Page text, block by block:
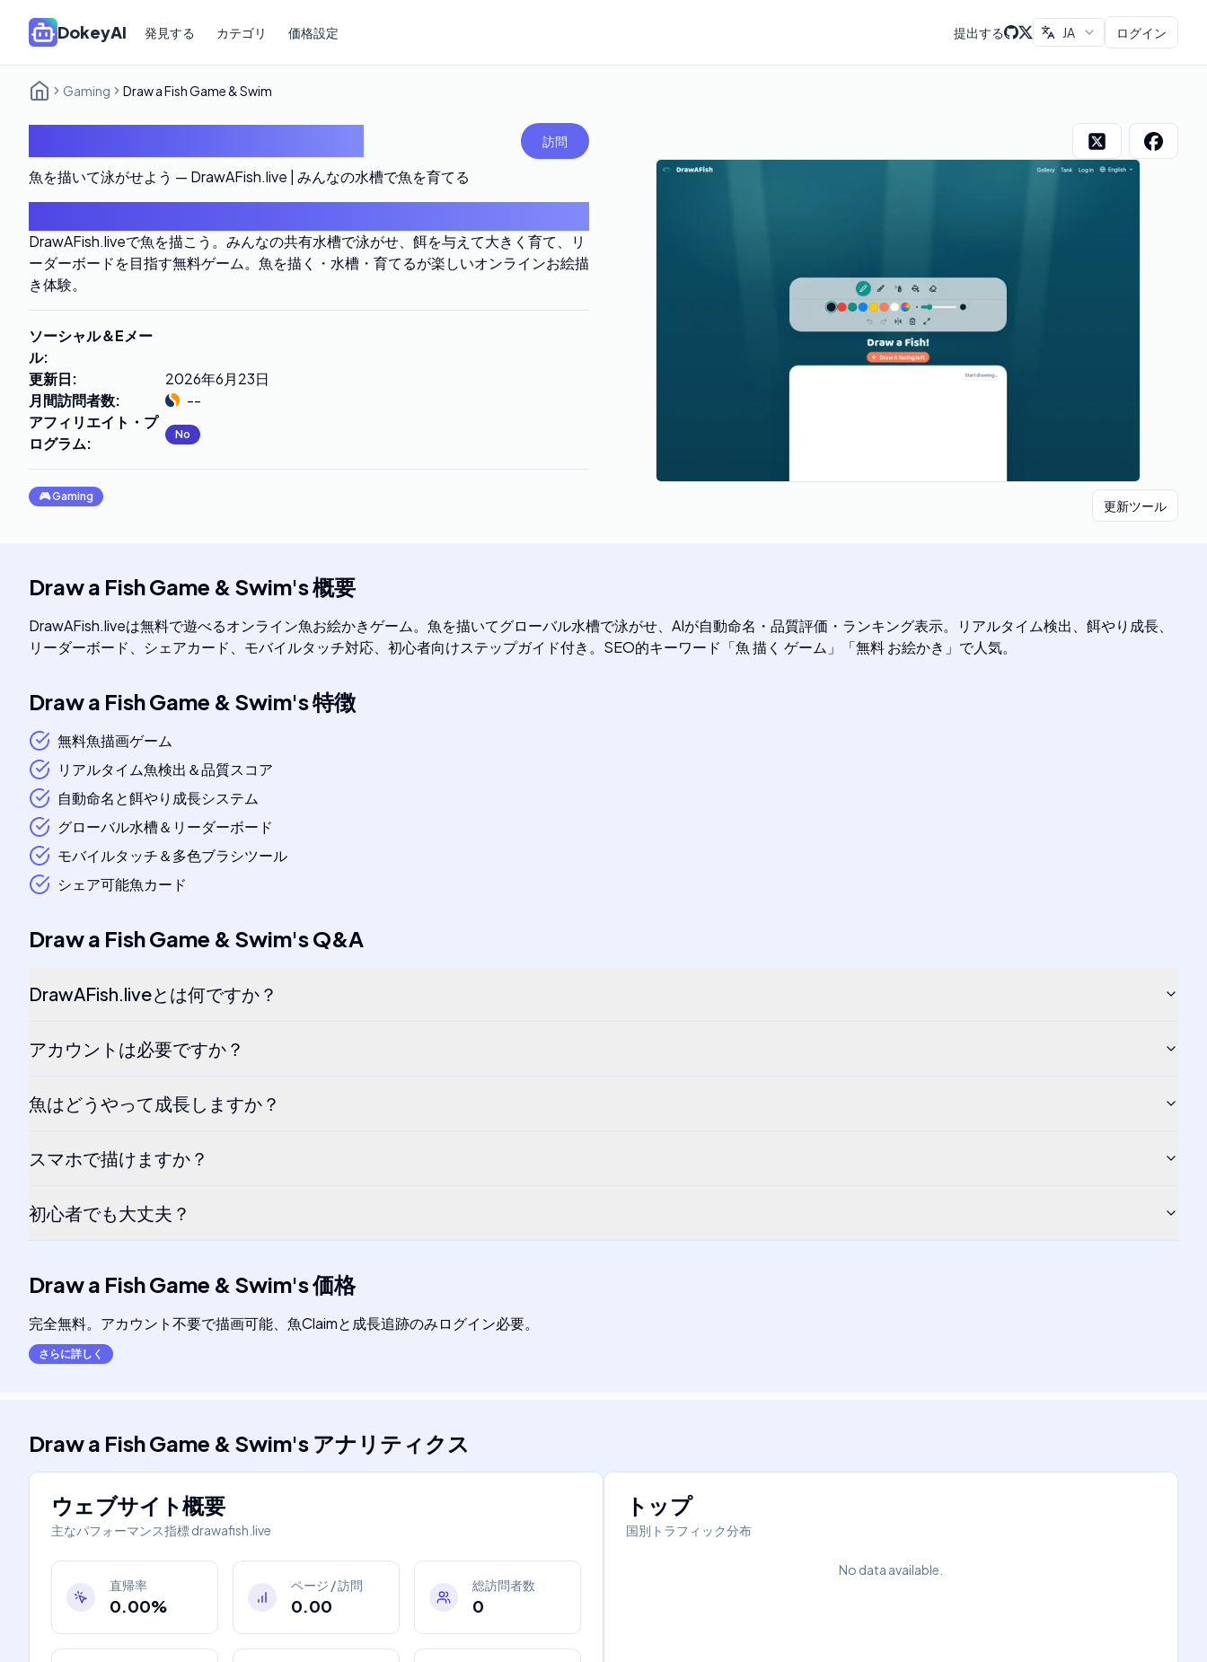
DokeyAI 発見する カテゴリ 価格設定 提出する JA ログイン
Gaming Draw a Fish Game & Swim
訪問
魚を描いて泳がせよう — DrawAFish.live | みんなの水槽で魚を育てる
DrawAFish.liveで魚を描こう。みんなの共有水槽で泳がせ、餌を与えて大きく育て、リ
ーダーボードを目指す無料ゲーム。魚を描く・水槽・育てるが楽しいオンラインお絵描
き体験。
ソーシャル＆Eメー
ル:
更新日:
2026年6月23日
月間訪問者数:
--
アフィリエイト・プ
ログラム: No
🎮Gaming
更新ツール
Draw a Fish Game & Swim's概要
DrawAFish.liveは無料で遊べるオンライン魚お絵かきゲーム。魚を描いてグローバル水槽で泳がせ、AIが自動命名・品質評価・ランキング表示。リアルタイム検出、餌やり成長、
リーダーボード、シェアカード、モバイルタッチ対応、初心者向けステップガイド付き。SEO的キーワード「魚 描く ゲーム」「無料 お絵かき」で人気。
Draw a Fish Game & Swim's特徴
無料魚描画ゲーム
リアルタイム魚検出＆品質スコア
自動命名と餌やり成長システム
グローバル水槽＆リーダーボード
モバイルタッチ＆多色ブラシツール
シェア可能魚カード
Draw a Fish Game & Swim'sQ&A
DrawAFish.liveとは何ですか？
アカウントは必要ですか？
魚はどうやって成長しますか？
スマホで描けますか？
初心者でも大丈夫？
Draw a Fish Game & Swim's価格
完全無料。アカウント不要で描画可能、魚Claimと成長追跡のみログイン必要。
さらに詳しく
Draw a Fish Game & Swim's アナリティクス
ウェブサイト概要
主なパフォーマンス指標drawafish.live
直帰率
0.00%
ページ / 訪問
0.00
総訪問者数
0
トップ
国別トラフィック分布
No data available.